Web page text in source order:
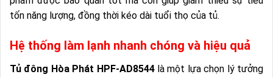
tốn năng lượng, đồng thời kéo dài tuổi thọ của tủ.
Hệ thống làm lạnh nhanh chóng và hiệu quả
Tủ đông Hòa Phát HPF-AD8544là một lựa chọn lý tưởng